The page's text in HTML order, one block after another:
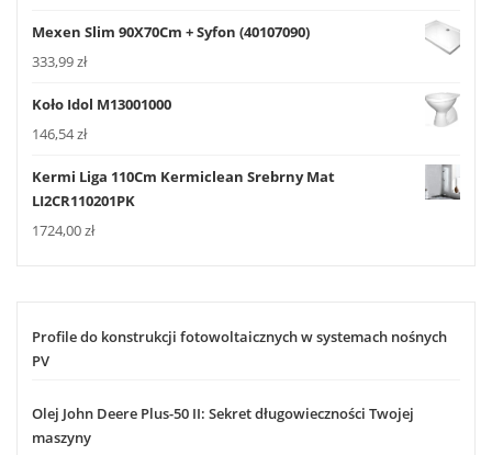
Mexen Slim 90X70Cm + Syfon (40107090)
333,99zł
Koło Idol M13001000
146,54zł
Kermi Liga 110Cm Kermiclean Srebrny Mat
LI2CR110201PK
1724,00zł
Profile do konstrukcji fotowoltaicznych w systemach nośnych
PV
Olej John Deere Plus-50 II: Sekret długowieczności Twojej
maszyny